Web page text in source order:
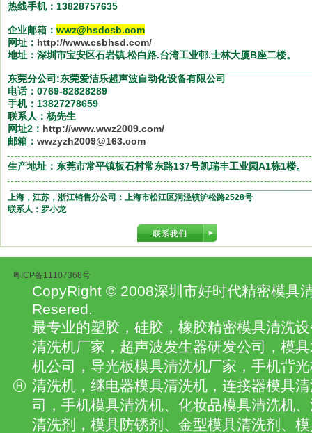
热线手机：13828757635
企业邮箱： wwz@hsdcsb.com
网址： http://www.csbhsd.com/
地址：深圳市宝安区石岩镇.松白路.台湾工业邨.士林大厦B座二楼。
东莞分公司:东莞爱洁乐超声波自动化设备有限公司
电话：0769-82828289
手机：13827278659
联系人：杨先生
网址2： http://www.wwz2009.com/
邮箱： wwzyzh2009@163.com
生产地址：东莞市常平镇板石村常东路137号凯瑞丰工业园A1栋1楼。
上海，江苏，浙江销售分公司：上海市松江区洞泾镇沪松路2528号
联系人：罗小龙
粤ICP备11107368号
CopyRight © 2008深圳市好时代精密模具
Resered.
最专业的塑胶，硅胶，橡胶精密模具清洗
清洗机厂家，超声波发生器研发公司，模
机公司，导光板模具清洗机厂家，手机背
清洗机，继电器模具清洗机，连接器模具
司，手机模具清洗机、化妆品模具清洗机
清洗剂，模具防锈剂、金型模具清洗剂、